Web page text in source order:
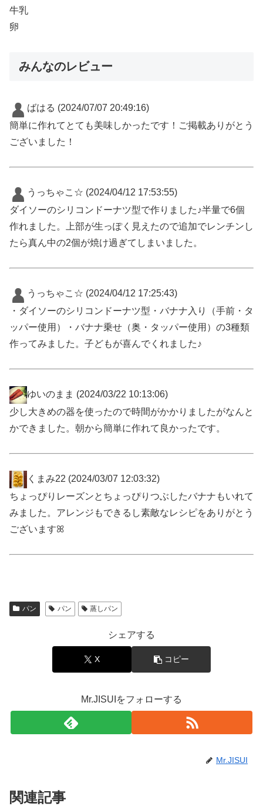
牛乳
卵
みんなのレビュー
ばはる (2024/07/07 20:49:16)
簡単に作れてとても美味しかったです！ご掲載ありがとう
ございました！
うっちゃこ☆ (2024/04/12 17:53:55)
ダイソーのシリコンドーナツ型で作りました♪半量で6個
作れました。上部が生っぽく見えたので追加でレンチンし
たら真ん中の2個が焼け過ぎてしまいました。
うっちゃこ☆ (2024/04/12 17:25:43)
・ダイソーのシリコンドーナツ型・バナナ入り（手前・タ
ッパー使用）・バナナ乗せ（奥・タッパー使用）の3種類
作ってみました。子どもが喜んでくれました♪
ゆいのまま (2024/03/22 10:13:06)
少し大きめの器を使ったので時間がかかりましたがなんと
かできました。朝から簡単に作れて良かったです。
くまみ22 (2024/03/07 12:03:32)
ちょっぴりレーズンとちょっぴりつぶしたバナナもいれて
みました。アレンジもできるし素敵なレシピをありがとう
ございますꕤ
パン パン 蒸しパン
シェアする
X コピー
Mr.JISUIをフォローする
Mr.JISUI
関連記事